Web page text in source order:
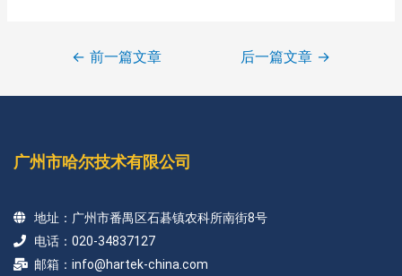
← 前一篇文章 后一篇文章 →
广州市哈尔技术有限公司
地址：广州市番禺区石碁镇农科所南街8号
电话：020-34837127
邮箱：info@hartek-china.com